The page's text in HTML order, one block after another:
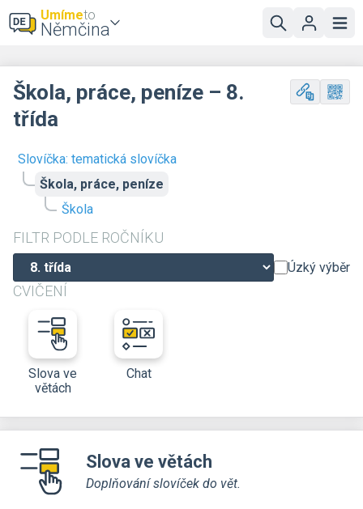
Umímeto
Němčina
Slovíčka: tematická slovíčka
Škola, práce, peníze
Škola
FILTR PODLE ROČNÍKU
Úzký výběr
CVIČENÍ
Slova ve
větách
Chat
Škola, práce, peníze – 8.
třída
Slova ve větách
Doplňování slovíček do vět.